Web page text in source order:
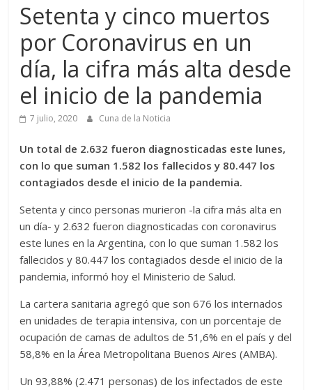
Setenta y cinco muertos
por Coronavirus en un
día, la cifra más alta desde
el inicio de la pandemia
7 julio, 2020 Cuna de la Noticia
Un total de 2.632 fueron diagnosticadas este lunes,
con lo que suman 1.582 los fallecidos y 80.447 los
contagiados desde el inicio de la pandemia.
Setenta y cinco personas murieron -la cifra más alta en
un día- y 2.632 fueron diagnosticadas con coronavirus
este lunes en la Argentina, con lo que suman 1.582 los
fallecidos y 80.447 los contagiados desde el inicio de la
pandemia, informó hoy el Ministerio de Salud.
La cartera sanitaria agregó que son 676 los internados
en unidades de terapia intensiva, con un porcentaje de
ocupación de camas de adultos de 51,6% en el país y del
58,8% en la Área Metropolitana Buenos Aires (AMBA).
Un 93,88% (2.471 personas) de los infectados de este